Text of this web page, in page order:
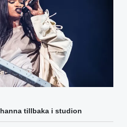
tillbaka i studion